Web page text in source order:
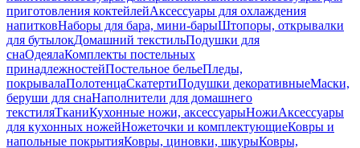
приготовления коктейлейАксессуары для охлаждения
напитковНаборы для бара, мини-барыШтопоры, открывалки
для бутылокДомашний текстильПодушки для
снаОдеялаКомплекты постельных
принадлежностейПостельное бельеПледы,
покрывалаПолотенцаСкатертиПодушки декоративныеМаски,
беруши для снаНаполнители для домашнего
текстиляТканиКухонные ножи, аксессуарыНожиАксессуары
для кухонных ножейНожеточки и комплектующиеКовры и
напольные покрытияКовры, циновки, шкурыКовры,